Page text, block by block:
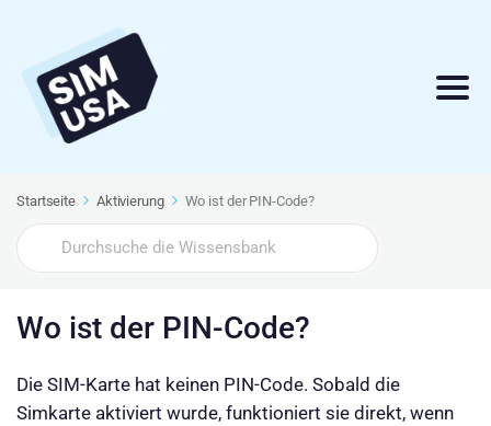
Startseite Aktivierung Wo ist der PIN-Code?
Search
For
Wo ist der PIN-Code?
Die SIM-Karte hat keinen PIN-Code. Sobald die
Simkarte aktiviert wurde, funktioniert sie direkt, wenn